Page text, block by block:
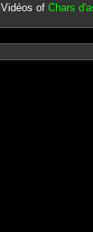
Vidéos of Chars